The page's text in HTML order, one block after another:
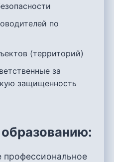
по
(территорий)
за
защищенность